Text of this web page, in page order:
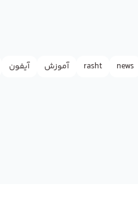
news
rasht آموزش آیفون